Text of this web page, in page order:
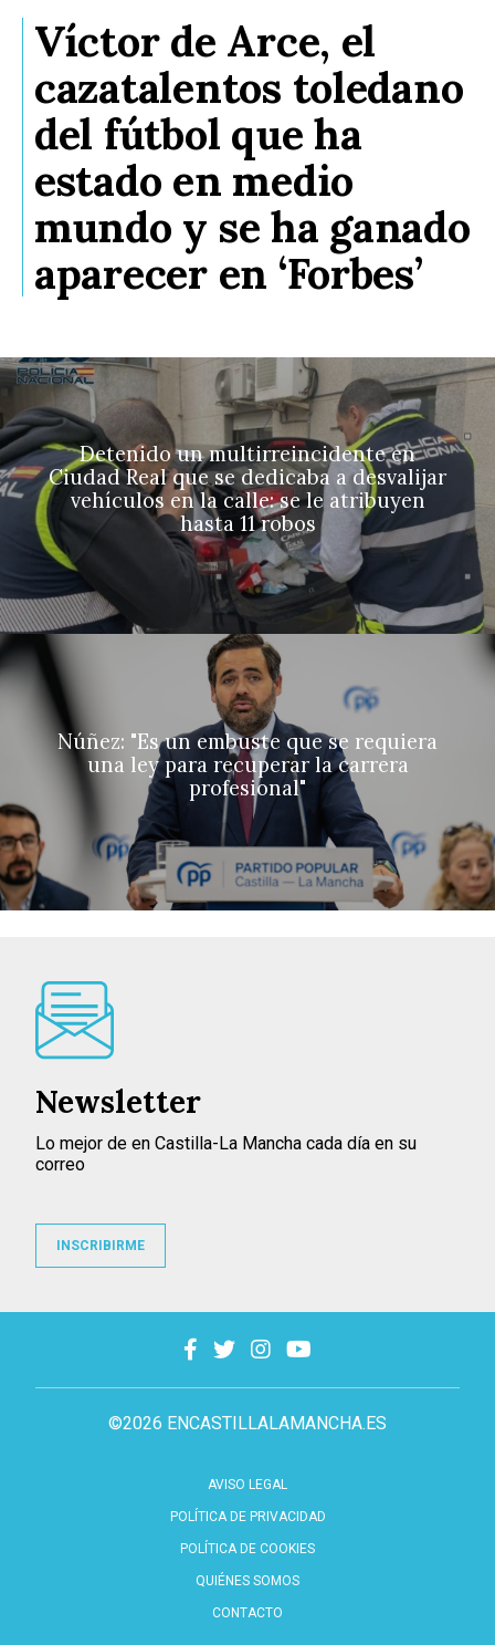
Víctor de Arce, el
cazatalentos toledano
del fútbol que ha
estado en medio
mundo y se ha ganado
aparecer en ‘Forbes’
Detenido un multirreincidente en
Ciudad Real que se dedicaba a desvalijar
vehículos en la calle: se le atribuyen
hasta 11 robos
Núñez: "Es un embuste que se requiera
una ley para recuperar la carrera
profesional"
©2026 ENCASTILLALAMANCHA.ES
AVISO LEGAL
POLÍTICA DE PRIVACIDAD
POLÍTICA DE COOKIES
QUIÉNES SOMOS
CONTACTO
Newsletter
Lo mejor de en Castilla-La Mancha cada día en su
correo
INSCRIBIRME